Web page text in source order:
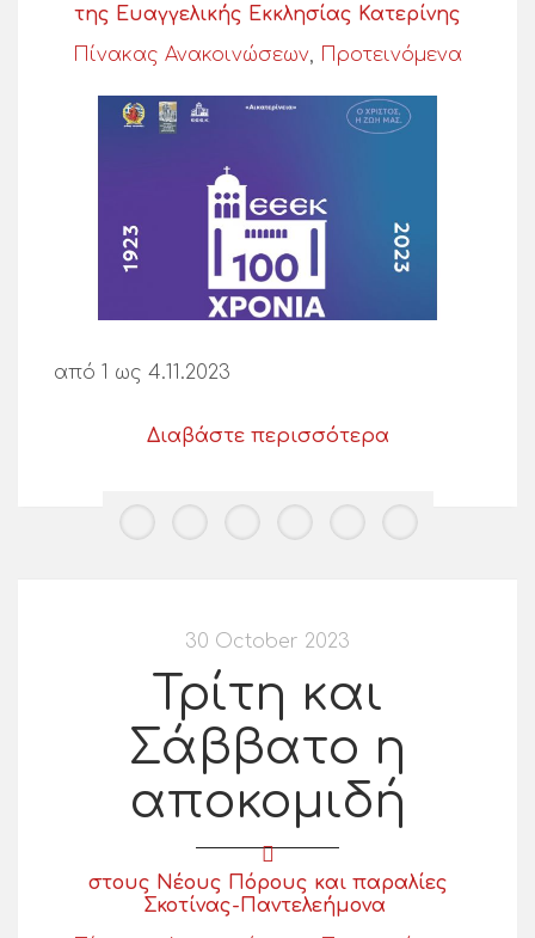
της Ευαγγελικής Εκκλησίας Κατερίνης
Πίνακας Ανακοινώσεων, Προτεινόμενα
από 1 ως 4.11.2023
Διαβάστε περισσότερα
30 October 2023
Τρίτη και
Σάββατο η
αποκομιδή
στους Νέους Πόρους και παραλίες
Σκοτίνας-Παντελεήμονα